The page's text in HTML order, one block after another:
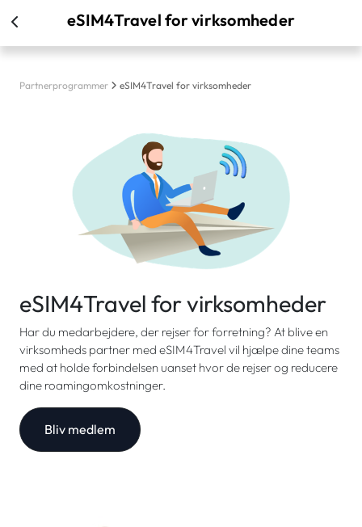
eSIM4Travel for virksomheder
Partnerprogrammer eSIM4Travel for virksomheder
eSIM4Travel for virksomheder
Har du medarbejdere, der rejser for forretning? At blive en
virksomheds partner med eSIM4Travel vil hjælpe dine teams
med at holde forbindelsen uanset hvor de rejser og reducere
dine roamingomkostninger.
Bliv medlem